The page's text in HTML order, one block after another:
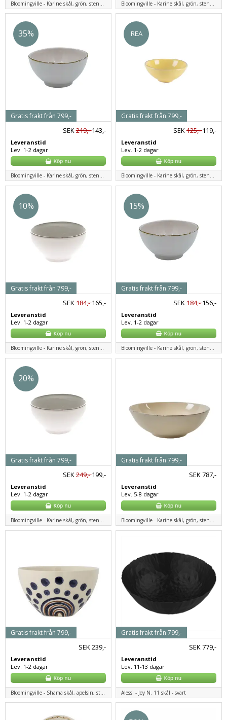
35%
SEK219,-143,-
Leveranstid
Lev. 1-2 dagar
Gratis frakt från 799,-
Bloomingville - Karine skål, grön, stengods
REA
SEK125,-119,-
Leveranstid
Lev. 1-2 dagar
Gratis frakt från 799,-
Bloomingville - Karine skål, grön, stengods
10%
SEK184,-165,-
Leveranstid
Lev. 1-2 dagar
Gratis frakt från 799,-
Bloomingville - Karine skål, grön, stengods
15%
SEK184,-156,-
Leveranstid
Lev. 1-2 dagar
Gratis frakt från 799,-
Bloomingville - Karine skål, grön, stengods
20%
SEK249,-199,-
Leveranstid
Lev. 1-2 dagar
Gratis frakt från 799,-
SEK787,-
Leveranstid
Lev. 5-8 dagar
Gratis frakt från 799,-
SEK239,-
Leveranstid
Lev. 1-2 dagar
Gratis frakt från 799,-
SEK779,-
Leveranstid
Lev. 11-13 dagar
Gratis frakt från 799,-
Alessi - Joy N. 11 skål - svart